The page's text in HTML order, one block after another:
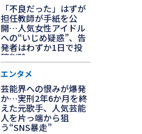
「不良だった」はずが
担任教師が手紙を公
開…人気女性アイドル
への“いじめ疑惑”、告
発者はわずか1日で投
稿削除
エンタメ
芸能界への恨みが爆発
か…実刑2年6か月を終
えた元歌手、人気芸能
人を片っ端から狙
う“SNS暴走”